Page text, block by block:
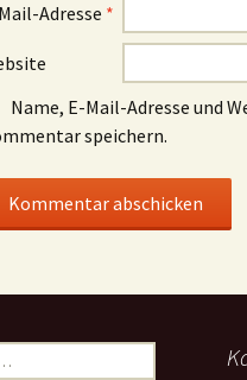
Adresse *
Name, E-Mail-Adresse und
speichern.